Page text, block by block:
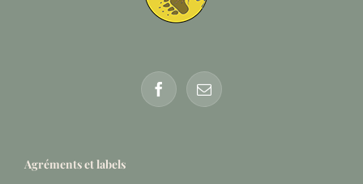
Agréments et labels